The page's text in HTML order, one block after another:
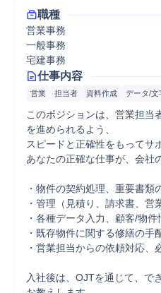
職種
営業事務
一般事務
宅建事務
仕事内容
営業 担当者 資料作成 データ/文
このポジションは、営業担当
を進められるよう、
スピードと正確性をもってサ
あなたの正確な仕事が、会社
・物件の契約処理、重要書類
・管理（見積り、請求書、営
・各種データ入力、顧客/物
・既存物件に関する修繕の手
・営業担当からの依頼対応
入社後は、OJTを通じて、で